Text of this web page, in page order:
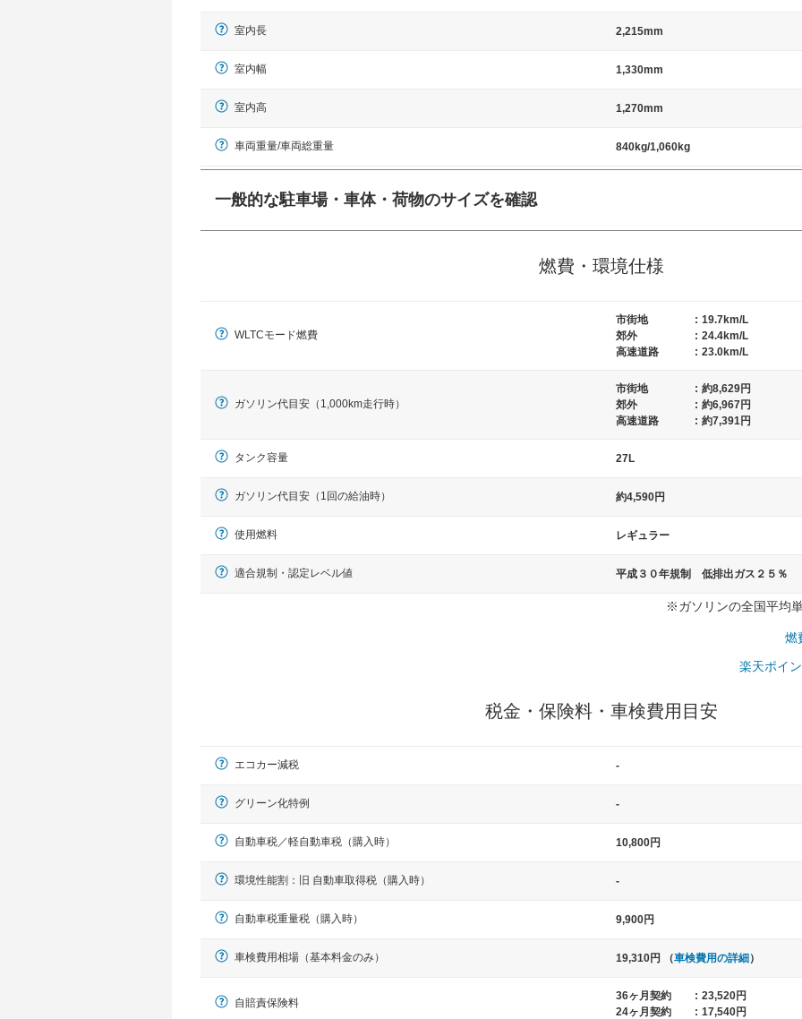
室内長 2,215mm
室内幅 1,330mm
室内高 1,270mm
車両重量/車両総重量 840kg/1,060kg
一般的な駐車場・車体・荷物のサイズを確認
幅 5,000mmというサイズが標準値（最低値）とされる事が多いようです。
一般的な車体のサイズの目安
軽自動車
ハイエース
燃費・環境仕様
WLTCモード燃費
市街地 : 19.7km/L
郊外
: 24.4km/L
高速道路
: 23.0km/L
ガソリン代目安（1,000km走行時）
市街地 : 約8,629円
郊外
: 約6,967円
高速道路
: 約7,391円
タンク容量 27L
ガソリン代目安（1回の給油時） 約4,590円
使用燃料 レギュラー
適合規制・認定レベル値 平成３０年規制 低排出ガス２５％
※ガソリンの全国平均
燃
楽天ポイ
税金・保険料・車検費用目安
エコカー減税 -
グリーン化特例 -
自動車税／軽自動車税（購入時） 10,800円
環境性能割：旧 自動車取得税（購入時） -
自動車税重量税（購入時） 9,900円
車検費用相場（基本料金のみ） 19,310円 （車検費用の詳細 ）
自賠責保険料
36ヶ月契約 : 23,520円
24ヶ月契約
: 17,540円